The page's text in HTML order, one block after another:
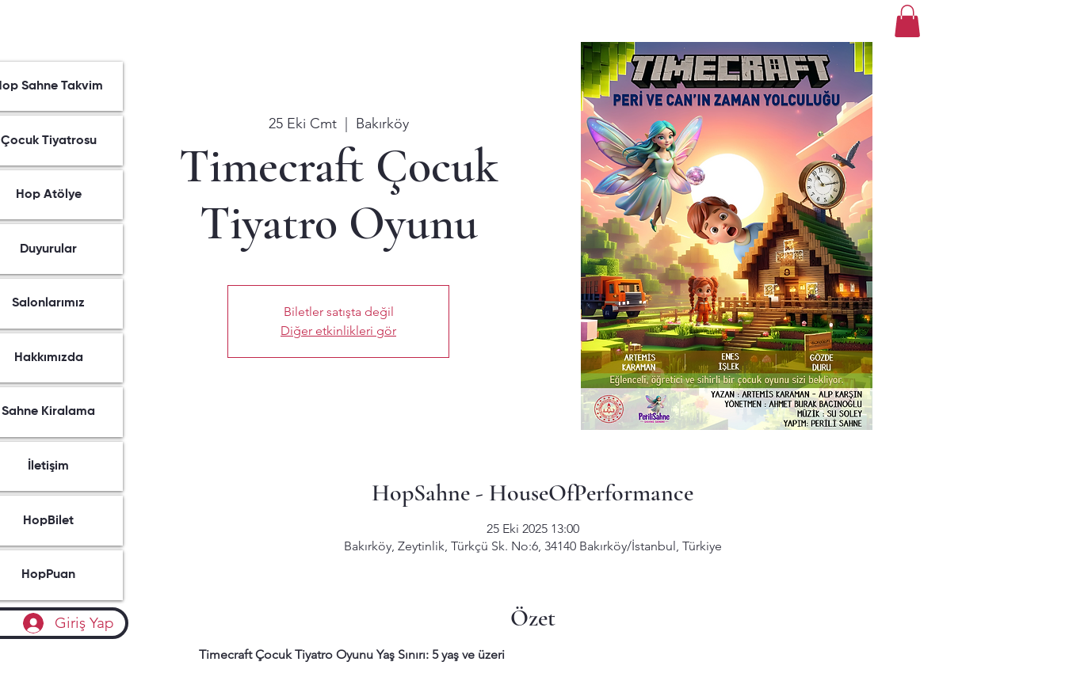
25 Eki Cmt
  |
Bakırköy
Timecraft Çocuk
Tiyatro Oyunu
Biletler satışta değil
Diğer etkinlikleri gör
HopSahne - HouseOfPerformance
25 Eki 2025 13:00
Bakırköy, Zeytinlik, Türkçü Sk. No:6, 34140 Bakırköy/İstanbul, Türkiye
Özet
Timecraft Çocuk Tiyatro Oyunu Yaş Sınırı: 5 yaş ve üzeri
Sahne Takvim
Çocuk Tiyatrosu
Hop Atölye
Duyurular
Salonlarımız
Hakkımızda
Sahne Kiralama
İletişim
HopBilet
HopPuan
Giriş Yap